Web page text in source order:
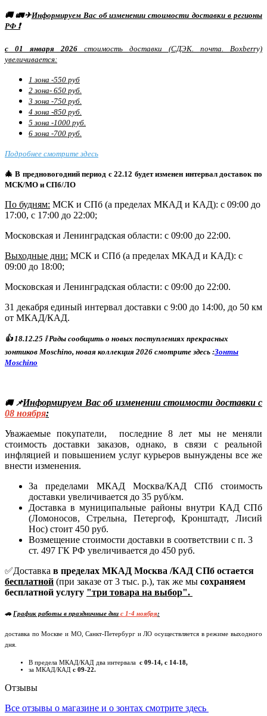
🚚 🚛✈Информируем Вас об изменении стоимости доставки в регионы
РФ ❗
с 01 января 2026 стоимость доставки (СДЭК. почта. Boxberry)
увеличивается:
1 зона -550 руб
2 зона- 650 руб.
3 зона -750 руб.
4 зона -850 руб.
5 зона -1000 руб.
6 зона -700 руб.
Подробнее смотрите здесь
🎄 В предновогодний период с 22.12 будет изменен интервал доставок по
МСК/МО и СПб/ЛО
По будням: МСК и СПб (а пределах МКАД и КАД): с 09:00 до
17:00, с 17:00 до 22:00;
Московская и Ленинградская области: с 09:00 до 22:00.
Выходные дни: МСК и СПб (а пределах МКАД и КАД): с
09:00 до 18:00;
Московская и Ленинградская области: с 09:00 до 22:00.
31 декабря единый интервал доставки с 9:00 до 14:00, до 50 км
от МКАД/КАД.
👍18.12.25 ❕ Рады сообщить о новых поступлениях прекрасных
зонтиков Moschino, новая коллекция 2026 смотрите здесь :Зонты
Moschino
🚚 📌Информируем Вас об изменении стоимости доставки с
08 ноября:
Уважаемые покупатели, последние 8 лет мы не меняли
стоимость доставки заказов, однако, в связи с реальной
инфляцией и повышением услуг курьеров вынуждены все же
внести изменения.
За пределами МКАД Москва/КАД СПб стоимость
доставки увеличивается до 35 руб/км.
Доставка в муниципальные районы внутри КАД СПб
(Ломоносов, Стрельна, Петергоф, Кронштадт, Лисий
Нос) стоит 450 руб.
Возмещение стоимости доставки в соответствии с п. 3
ст. 497 ГК РФ увеличивается до 450 руб.
✅Доставка в пределах МКАД Москва /КАД СПб остается
бесплатной (при заказе от 3 тыс. р.), так же мы сохраняем
бесплатной услугу "три товара на выбор".
🚗 График работы в праздничные дни c 1-4 ноября:
доставка по Москве и МО, Санкт-Петербург и ЛО осуществляется в режиме выходного
дня.
В предела МКАД/КАД два интервала с 09-14, с 14-18,
за МКАД/КАД с 09-22.
Отзывы
Все отзывы о магазине и о зонтах смотрите здесь